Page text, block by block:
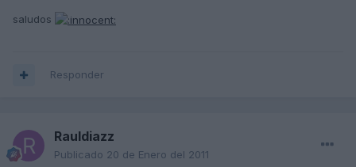
saludos
Responder
Rauldiazz
Publicado 20 de Enero del 2011